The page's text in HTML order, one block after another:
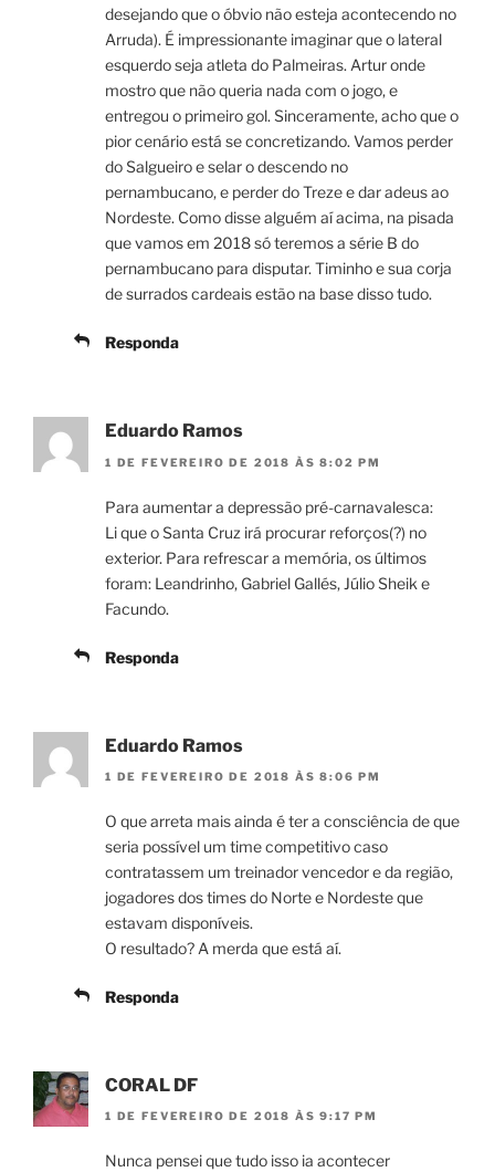
desejando que o óbvio não esteja acontecendo no
Arruda). É impressionante imaginar que o lateral
esquerdo seja atleta do Palmeiras. Artur onde
mostro que não queria nada com o jogo, e
entregou o primeiro gol. Sinceramente, acho que o
pior cenário está se concretizando. Vamos perder
do Salgueiro e selar o descendo no
pernambucano, e perder do Treze e dar adeus ao
Nordeste. Como disse alguém aí acima, na pisada
que vamos em 2018 só teremos a série B do
pernambucano para disputar. Timinho e sua corja
de surrados cardeais estão na base disso tudo.
Responda
Eduardo Ramos
1 DE FEVEREIRO DE 2018 ÀS 8:02 PM
Para aumentar a depressão pré-carnavalesca:
Li que o Santa Cruz irá procurar reforços(?) no
exterior. Para refrescar a memória, os últimos
foram: Leandrinho, Gabriel Gallés, Júlio Sheik e
Facundo.
Responda
Eduardo Ramos
1 DE FEVEREIRO DE 2018 ÀS 8:06 PM
O que arreta mais ainda é ter a consciência de que
seria possível um time competitivo caso
contratassem um treinador vencedor e da região,
jogadores dos times do Norte e Nordeste que
estavam disponíveis.
O resultado? A merda que está aí.
Responda
CORAL DF
1 DE FEVEREIRO DE 2018 ÀS 9:17 PM
Nunca pensei que tudo isso ia acontecer